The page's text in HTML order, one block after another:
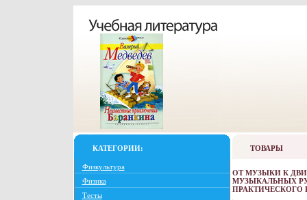
КАТЕГОРИИ:
Физкультура
Физика
Тесты
ТОВАРЫ
ОТ МУЗЫКИ К
МУЗЫКАЛЬНЫХ
ПРАКТИЧЕСКОГО